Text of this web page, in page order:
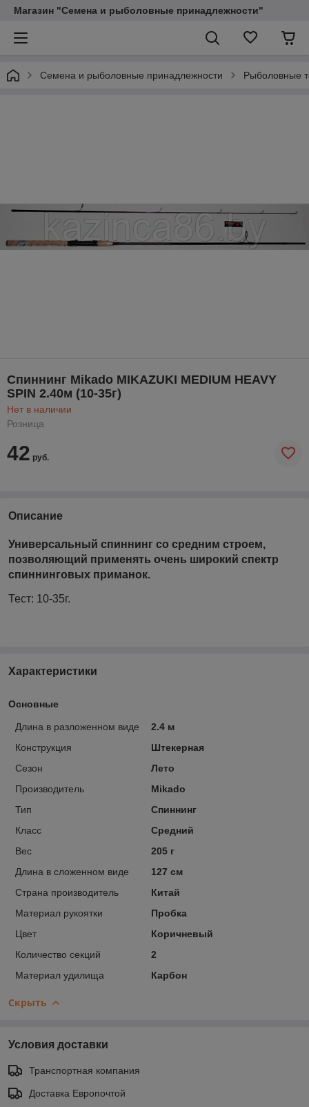
Магазин "Семена и рыболовные принадлежности"
Семена и рыболовные принадлежности Рыболовные
Спиннинг Mikado MIKAZUKI MEDIUM HEAVY
SPIN 2.40м (10-35г)
Нет в наличии
Розница
42 руб.
Описание
Универсальный спиннинг со средним строем,
позволяющий применять очень широкий спектр
спиннинговых приманок.
Тест: 10-35г.
Характеристики
Основные
Длина в разложенном виде
2.4 м
Конструкция
Штекерная
Сезон
Лето
Производитель
Mikado
Тип
Спиннинг
Класс
Cредний
Вес
205 г
Длина в сложенном виде
127 см
Страна производитель
Китай
Материал рукоятки
Пробка
Цвет
Коричневый
Количество секций
2
Материал удилища
Карбон
Скрыть
Условия доставки
Транспортная компания
Доставка Европочтой